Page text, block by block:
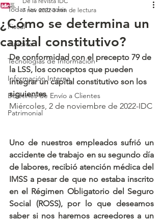
Todas las entradas
Fiscal
Jurídico
Tecnologías de Información
Información Interna
Boletines de Envío a Clientes
Patrimonial
¿Cómo se determina un
capital constitutivo?
7 nov 2022 3 min de lectura
De conformidad con el precepto 79 de
la LSS, los conceptos que pueden
integrar un capital constitutivo son los
siguientes
Miércoles, 2 de noviembre de 2022-IDC
Uno de nuestros empleados sufrió un
accidente de trabajo en su segundo día
de labores, recibió atención médica del
IMSS a pesar de que no estaba inscrito
en el Régimen Obligatorio del Seguro
Social (ROSS), por lo que deseamos
saber si nos haremos acreedores a un